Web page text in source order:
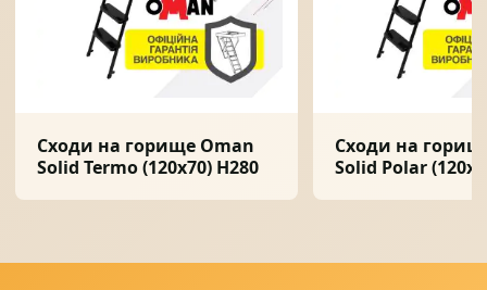
Сходи на горище Oman
Solid Termo (120x70) H280
Сходи на
Solid Polar